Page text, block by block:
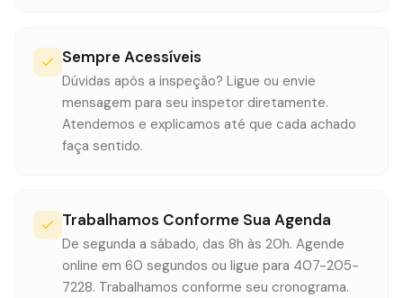
Sempre Acessíveis
Dúvidas após a inspeção? Ligue ou envie
mensagem para seu inspetor diretamente.
Atendemos e explicamos até que cada achado
faça sentido.
Trabalhamos Conforme Sua Agenda
De segunda a sábado, das 8h às 20h. Agende
online em 60 segundos ou ligue para 407-205-
7228. Trabalhamos conforme seu cronograma.